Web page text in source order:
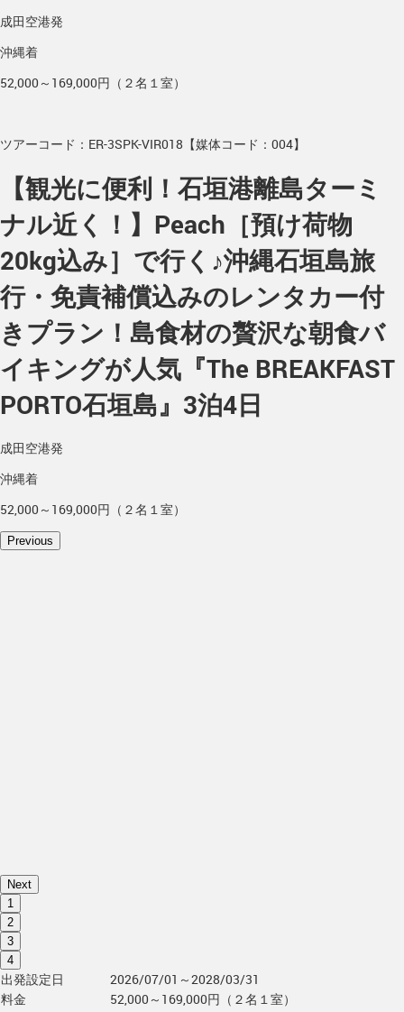
成田空港発
沖縄着
52,000～169,000円（２名１室）
ツアーコード：ER-3SPK-VIR018【媒体コード：004】
【観光に便利！石垣港離島ターミ
ナル近く！】Peach［預け荷物
20kg込み］で行く♪沖縄石垣島旅
行・免責補償込みのレンタカー付
きプラン！島食材の贅沢な朝食バ
イキングが人気『The BREAKFAST
PORTO石垣島』3泊4日
成田空港発
沖縄着
52,000～169,000円（２名１室）
Previous
Next
1
2
3
4
出発設定日
2026/07/01～2028/03/31
料金
52,000～169,000円（２名１室）